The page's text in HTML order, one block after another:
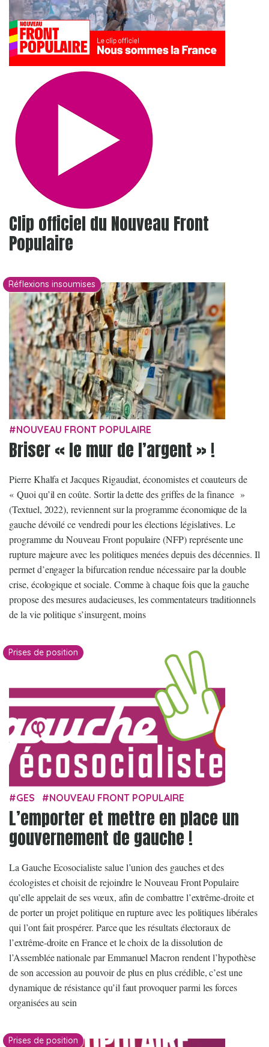
Clip officiel du Nouveau Front
Populaire
Réflexions insoumises
NOUVEAU FRONT POPULAIRE
Briser « le mur de l’argent » !
Pierre Khalfa et Jacques Rigaudiat, économistes et coauteurs de
« Quoi qu’il en coûte. Sortir la dette des griffes de la finance »
(Textuel, 2022), reviennent sur la programme économique de la
gauche dévoilé ce vendredi pour les élections législatives. Le
programme du Nouveau Front populaire (NFP) représente une
rupture majeure avec les politiques menées depuis des décennies. Il
permet d’engager la bifurcation rendue nécessaire par la double
crise, écologique et sociale. Comme à chaque fois que la gauche
propose des mesures audacieuses, les commentateurs traditionnels
de la vie politique s’insurgent, moins
Prises de position
GES NOUVEAU FRONT POPULAIRE
L’emporter et mettre en place un
gouvernement de gauche !
La Gauche Ecosocialiste salue l’union des gauches et des
écologistes et choisit de rejoindre le Nouveau Front Populaire
qu’elle appelait de ses vœux, afin de combattre l’extrême-droite et
de porter un projet politique en rupture avec les politiques libérales
qui l’ont fait prospérer. Parce que les résultats électoraux de
l’extrême-droite en France et le choix de la dissolution de
l’Assemblée nationale par Emmanuel Macron rendent l’hypothèse
de son accession au pouvoir de plus en plus crédible, c’est une
dynamique de résistance qu’il faut provoquer parmi les forces
organisées au sein
Prises de position